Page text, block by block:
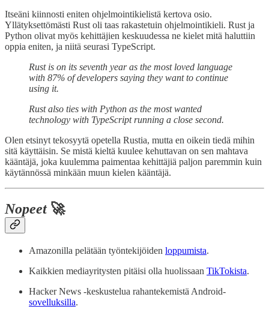
Itseäni kiinnosti eniten ohjelmointikielistä kertova osio.
Yllätyksettömästi Rust oli taas rakastetuin ohjelmointikieli. Rust ja
Python olivat myös kehittäjien keskuudessa ne kielet mitä haluttiin
oppia eniten, ja niitä seurasi TypeScript.
Rust is on its seventh year as the most loved language
with 87% of developers saying they want to continue
using it.
Rust also ties with Python as the most wanted
technology with TypeScript running a close second.
Olen etsinyt tekosyytä opetella Rustia, mutta en oikein tiedä mihin
sitä käyttäisin. Se mistä kieltä kuulee kehuttavan on sen mahtava
kääntäjä, joka kuulemma paimentaa kehittäjiä paljon paremmin kuin
käytännössä minkään muun kielen kääntäjä.
Nopeet🚀
Amazonilla pelätään työntekijöiden loppumista.
Kaikkien mediayritysten pitäisi olla huolissaan TikTokista.
Hacker News -keskustelua rahantekemistä Android-
sovelluksilla.